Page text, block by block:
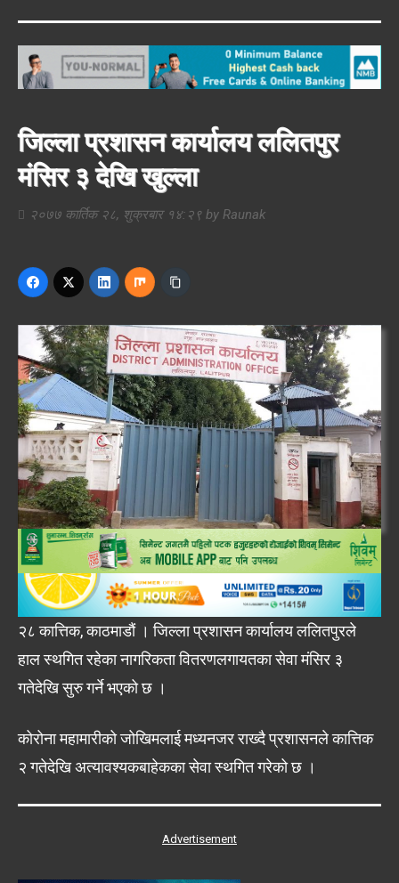
जिल्ला प्रशासन कार्यालय ललितपुर
मंसिर ३ देखि खुल्ला
२०७७ कार्तिक २८, शुक्रबार १४:२९ by Raunak
२८ कात्तिक, काठमाडौं । जिल्ला प्रशासन कार्यालय ललितपुरले
हाल स्थगित रहेका नागरिकता वितरणलगायतका सेवा मंसिर ३
गतेदेखि सुरु गर्ने भएको छ ।
कोरोना महामारीको जोखिमलाई मध्यनजर राख्दै प्रशासनले कात्तिक
२ गतेदेखि अत्यावश्यकबाहेकका सेवा स्थगित गरेको छ ।
Advertisement